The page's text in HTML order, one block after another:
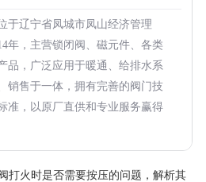
于辽宁省凤城市凤山经济管理
年，主营锁闭阀、磁元件、各类
品，广泛应用于暖通、给排水系
销售于一体，拥有完善的阀门技
准，以原厂直供和专业服务赢得
打火时是否需要按压的问题，解析其